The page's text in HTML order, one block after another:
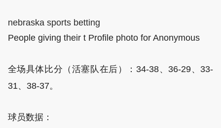
nebraska sports betting
People giving their t Profile photo for Anonymous
全场具体比分（活塞队在后）：34-38、36-29、33-
31、38-37。
球员数据：